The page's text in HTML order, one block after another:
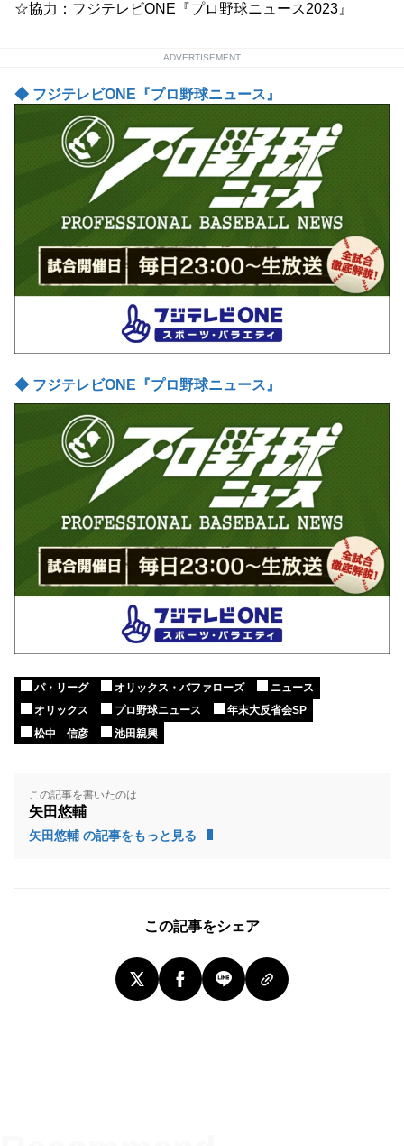
☆協力：フジテレビONE『プロ野球ニュース2023』
ADVERTISEMENT
◆ フジテレビONE『プロ野球ニュース』
◆ フジテレビONE『プロ野球ニュース』
パ・リーグ オリックス・バファローズ
ニュース
オリックス
プロ野球ニュース
年末大反省会SP
松中 信彦
池田親興
この記事を書いたのは
矢田悠輔
矢田悠輔 の記事をもっと見る
この記事をシェア